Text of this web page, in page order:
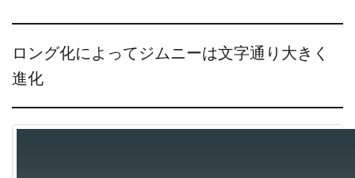
ロング化によってジムニーは文字通り大きく
進化